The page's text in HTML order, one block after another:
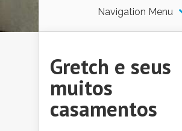
Navigation Menu
Gretch e seus
muitos
casamentos